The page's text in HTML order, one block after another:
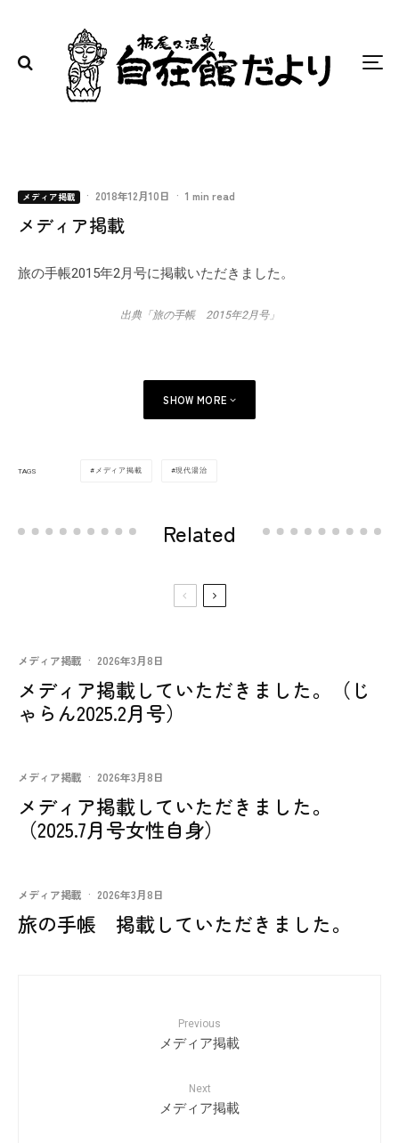
メディア掲載 · 2018年12月10日 · 1 min read
メディア掲載
旅の手帳2015年2月号に掲載いただきました。
出典「旅の手帳 2015年2月号」
SHOW MORE
TAGS メディア掲載 現代湯治
Related
メディア掲載 · 2026年3月8日
メディア掲載していただきました。（じ
ゃらん2025.2月号）
メディア掲載 · 2026年3月8日
メディア掲載していただきました。
（2025.7月号女性自身）
メディア掲載 · 2026年3月8日
旅の手帳 掲載していただきました。
Previous
メディア掲載
Next
メディア掲載